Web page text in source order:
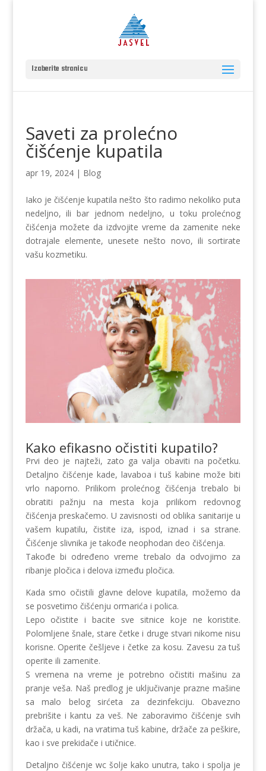
Izaberite stranicu
Saveti za prolećno
čišćenje kupatila
apr 19, 2024| Blog
Iako je čišćenje kupatila nešto što radimo nekoliko puta
nedeljno, ili bar jednom nedeljno, u toku prolećnog
čišćenja možete da izdvojite vreme da zamenite neke
dotrajale elemente, unesete nešto novo, ili sortirate
vašu kozmetiku.
Kako efikasno očistiti kupatilo?
Prvi deo je najteži, zato ga valja obaviti na početku.
Detaljno čišćenje kade, lavaboa i tuš kabine može biti
vrlo naporno. Prilikom prolećnog čišćenja trebalo bi
obratiti pažnju na mesta koja prilikom redovnog
čišćenja preskačemo. U zavisnosti od oblika sanitarije u
vašem kupatilu, čistite iza, ispod, iznad i sa strane.
Čišćenje slivnika je takođe neophodan deo čišćenja.
Takođe bi određeno vreme trebalo da odvojimo za
ribanje pločica i delova između pločica.
Kada smo očistili glavne delove kupatila, možemo da
se posvetimo čišćenju ormarića i polica.
Lepo očistite i bacite sve sitnice koje ne koristite.
Polomljene šnale, stare četke i druge stvari nikome nisu
korisne. Operite češljeve i četke za kosu. Zavesu za tuš
operite ili zamenite.
S vremena na vreme je potrebno očistiti mašinu za
pranje veša. Naš predlog je uključivanje prazne mašine
sa malo belog sirćeta za dezinfekciju. Obavezno
prebrišite i kantu za veš. Ne zaboravimo čišćenje svih
držača, u kadi, na vratima tuš kabine, držače za peškire,
kao i sve prekidače i utičnice.
Detaljno čišćenje wc šolje kako unutra, tako i spolja je